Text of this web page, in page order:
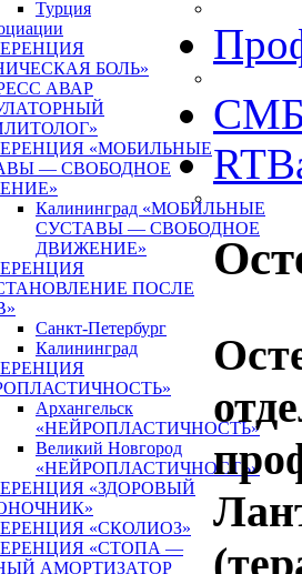
Турция
БОЛЬ»
АВАР
«МОБИЛЬНЫЕ
— СВОБОДНОЕ
Калининград «МОБИЛЬНЫЕ
СУСТАВЫ — СВОБОДНОЕ
ДВИЖЕНИЕ»
ПОСЛЕ
Санкт-Петербург
Калининград
Архангельск
«НЕЙРОПЛАСТИЧНОСТЬ»
Великий Новгород
«НЕЙРОПЛАСТИЧНОСТЬ»
«ЗДОРОВЫЙ
«СКОЛИОЗ»
«СТОПА —
АМОРТИЗАТОР